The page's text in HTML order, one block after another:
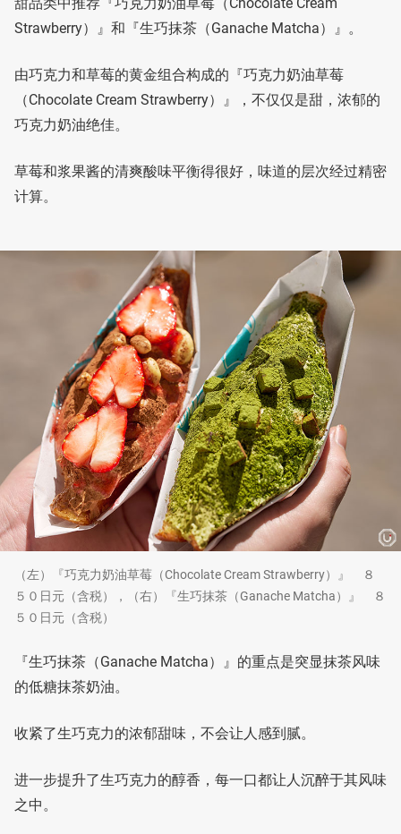
Strawberry）』和『生巧抹茶（Ganache Matcha）』。
由巧克力和草莓的黄金组合构成的『巧克力奶油草莓
（Chocolate Cream Strawberry）』，不仅仅是甜，浓郁的
巧克力奶油绝佳。
草莓和浆果酱的清爽酸味平衡得很好，味道的层次经过精密
计算。
（左）『巧克力奶油草莓（Chocolate Cream Strawberry）』 ８
５０日元（含税），（右）『生巧抹茶（Ganache Matcha）』 ８
５０日元（含税）
『生巧抹茶（Ganache Matcha）』的重点是突显抹茶风味
的低糖抹茶奶油。
收紧了生巧克力的浓郁甜味，不会让人感到腻。
进一步提升了生巧克力的醇香，每一口都让人沉醉于其风味
之中。